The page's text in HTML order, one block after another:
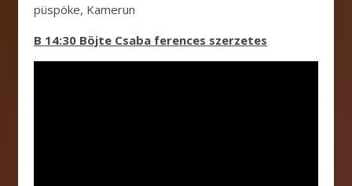
püspöke, Kamerun
B 14:30 Böjte Csaba ferences szerzetes